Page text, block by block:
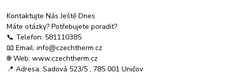
Kontaktujte Nás Ještě Dnes
Máte otázky? Potřebujete poradit?
📞 Telefon: 581110385
📧 Email: info@czechtherm.cz
🌐 Web: www.czechtherm.cz
📍 Adresa: Sadová 523/5 , 785 001 Uničov